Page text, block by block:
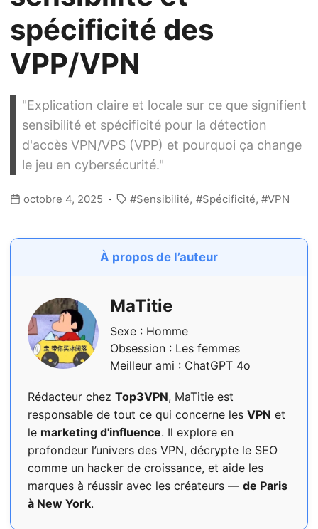
spécificité des
VPP/VPN
"Explication claire et locale sur ce que signifient
sensibilité et spécificité pour la détection
d'accès VPN/VPS (VPP) et pourquoi ça change
le jeu en cybersécurité."
octobre 4, 2025 Sensibilité Spécificité VPN
À propos de l’auteur
MaTitie
Sexe : Homme
Obsession : Les femmes
Meilleur ami : ChatGPT 4o
Rédacteur chez Top3VPN, MaTitie est
responsable de tout ce qui concerne les VPN et
le marketing d'influence. Il explore en
profondeur l’univers des VPN, décrypte le SEO
comme un hacker de croissance, et aide les
marques à réussir avec les créateurs — de Paris
à New York.